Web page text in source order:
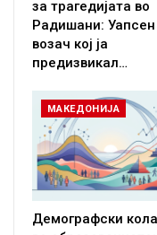
за трагедијата во
Радишани: Уапсен
возач кој ја
предизвикал…
МАКЕДОНИЈА
Демографски